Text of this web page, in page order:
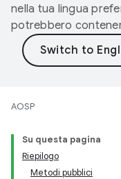
nella tua lingua
potrebbero
AOSP
Su questa pagina
Riepilogo
Metodi pubblici